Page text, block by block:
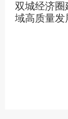
双城经济
域高质量发